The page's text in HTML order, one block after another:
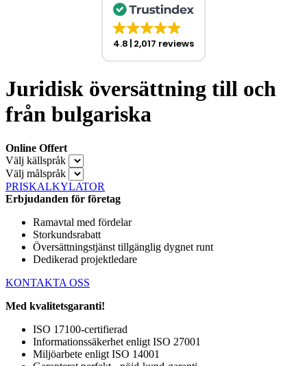
4.8 2,017 reviews
Juridisk översättning till och
från bulgariska
Online Offert
Välj källspråk
Välj målspråk
PRISKALKYLATOR
Erbjudanden för företag
Ramavtal med fördelar
Storkundsrabatt
Översättningstjänst tillgänglig dygnet runt
Dedikerad projektledare
KONTAKTA OSS
Med kvalitetsgaranti!
ISO 17100-certifierad
Informationssäkerhet enligt ISO 27001
Miljöarbete enligt ISO 14001